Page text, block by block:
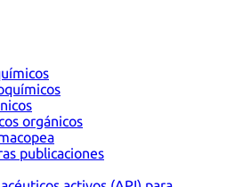
orgánicos
publicaciones